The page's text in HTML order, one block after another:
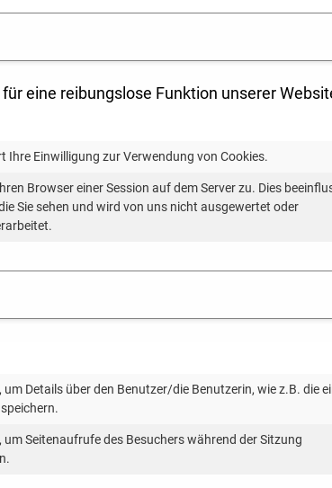
Ministerium für Umwelt, Klima und
„Artenschutz, Landschaftsplanung“,
an Windenergieanlagen.
über aktuelle Entwicklungen und
der Überwachung beauflagter
30-minütigen Fachinput besteht
mit den Fachbehörden ins Gespräch zu
unteren Naturschutzbehörden in Baden-
eine reibungslose Funktion unserer
Ihre Einwilligung zur Verwendung von Cookies.
Browser einer Session auf dem Server zu. Dies
Sie sehen und wird von uns nicht ausgewertet oder
um Details über den Benutzer/die Benutzerin, wie z.B. die
um Seitenaufrufe des Besuchers während der Sitzung